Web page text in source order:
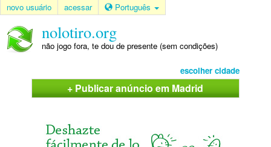
novo usuário acessar Português
nolotiro.org
não jogo fora, te dou de presente (sem condições)
escolher cidade
+ Publicar anúncio em Madrid